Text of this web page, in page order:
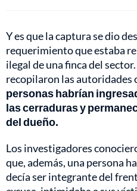
Y es que la captura se dio
requerimiento que estaba
ilegal de una finca del
recopilaron las autoridades
personas habrían
las cerraduras y
del dueño.
Los investigadores
que, además, una persona
decía ser integrante del